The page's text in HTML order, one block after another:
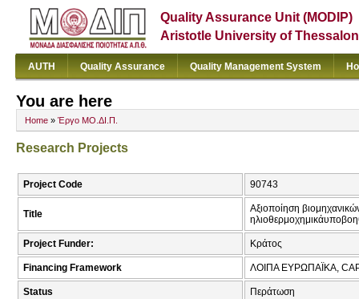
Quality Assurance Unit (MODIP)
Aristotle University of
AUTH Quality Assurance Quality Management System
You are here
Home » Έργο ΜΟ.ΔΙ.Π.
Research Projects
Project Code 90743
Title
Αξιοποίηση
Project Funder: Κράτος
Financing Framework ΛΟΙΠΑ ΕΥΡΩΠΑΪΚΑ,
Status Περάτωση